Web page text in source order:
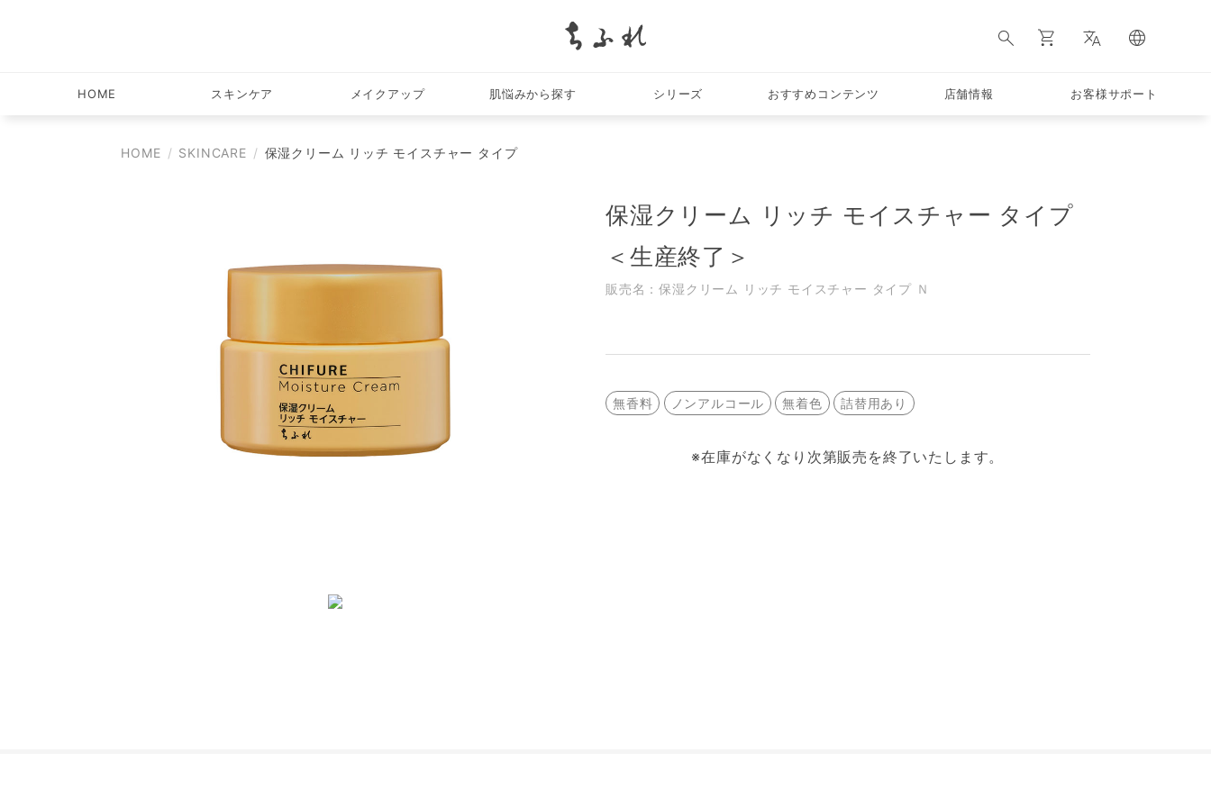
search
HOME スキンケア メイクアップ 肌悩みから探す シリーズ おすすめコンテンツ 店舗情報 お客様サポート
HOME SKINCARE 保湿クリーム リッチ モイスチャー タイプ
保湿クリーム リッチ モイスチャー タイプ
＜生産終了＞
販売名：保湿クリーム リッチ モイスチャー タイプ Ｎ
無香料 ノンアルコール 無着色 詰替用あり
※在庫がなくなり次第販売を終了いたします。